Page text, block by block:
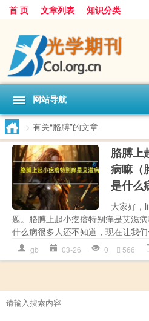
首 页 文章列表 知识分类
网站导航
> 有关“胳膊”的文章
胳膊上
病嘛（
是什么
大家好，
题。胳膊上起小疙瘩特别痒是艾滋
什么病很多人还不知道，现在让我
gb 03-26 0 566